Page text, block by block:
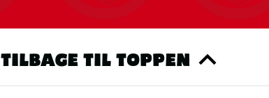
TILBAGE TIL TOPPEN